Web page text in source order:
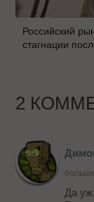
Российский
стагнации
2
Да уж.